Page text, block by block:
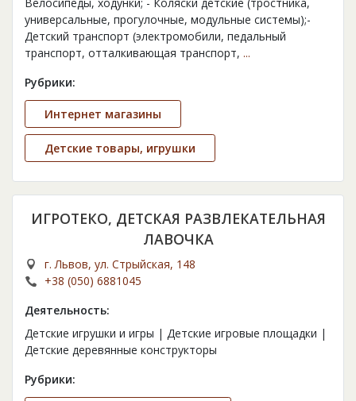
универсальные, прогулочные, модульные системы);-
Детский транспорт (электромобили, педальный
транспорт, отталкивающая транспорт, ...
Рубрики:
Интернет магазины
Детские товары, игрушки
ИГРОТЕКО, ДЕТСКАЯ РАЗВЛЕКАТЕЛЬНАЯ
ЛАВОЧКА
г. Львов, ул. Стрыйская, 148
+38 (050) 6881045
Деятельность:
Детские игрушки и игры | Детские игровые площадки |
Детские деревянные конструкторы
Рубрики: